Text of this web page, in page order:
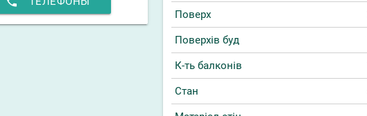
Поверх
Поверхів буд
К-ть балконів
Стан